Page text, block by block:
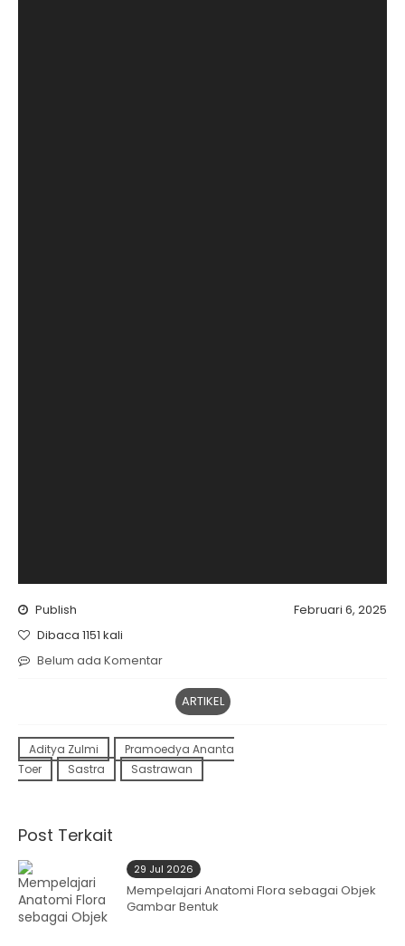
Publish
Februari 6, 2025
Dibaca 1151 kali
Belum ada Komentar
ARTIKEL
Aditya Zulmi
Pramoedya Ananta
Toer
Sastra Sastrawan
Post Terkait
29 Jul 2026
Mempelajari Anatomi Flora sebagai Objek
Gambar Bentuk